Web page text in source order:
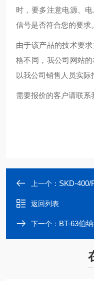
时，要多注意电源、
信号是否符合您的要求。
由于该产品的技术要
格不同，我公司网站
以我公司销售人员实际
需要报价的客户请联
上一个： SKD-400/FYT
返回列表
下一个： BT-63伯纳